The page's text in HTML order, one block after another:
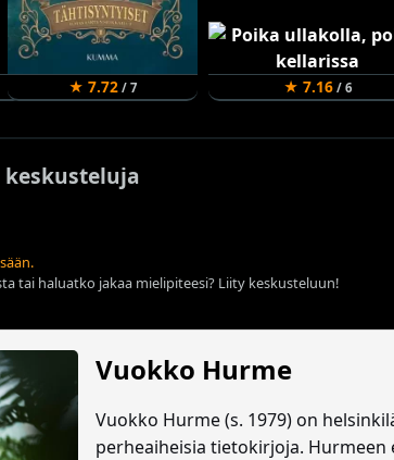
★ 7.72 / 7 ★ 7.16/ 6
tai haluatko jakaa mielipiteesi? Liity keskusteluun!
Vuokko Hurme
Vuokko Hurme (s. 1979) on
perheaiheisia tietokirjoja. Hurmeen